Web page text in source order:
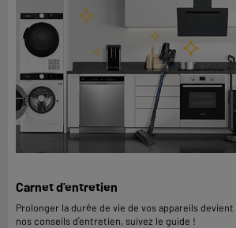
Carnet d'entretien
Prolonger la durée de vie de vos appareils devient
nos conseils d’entretien, suivez le guide !